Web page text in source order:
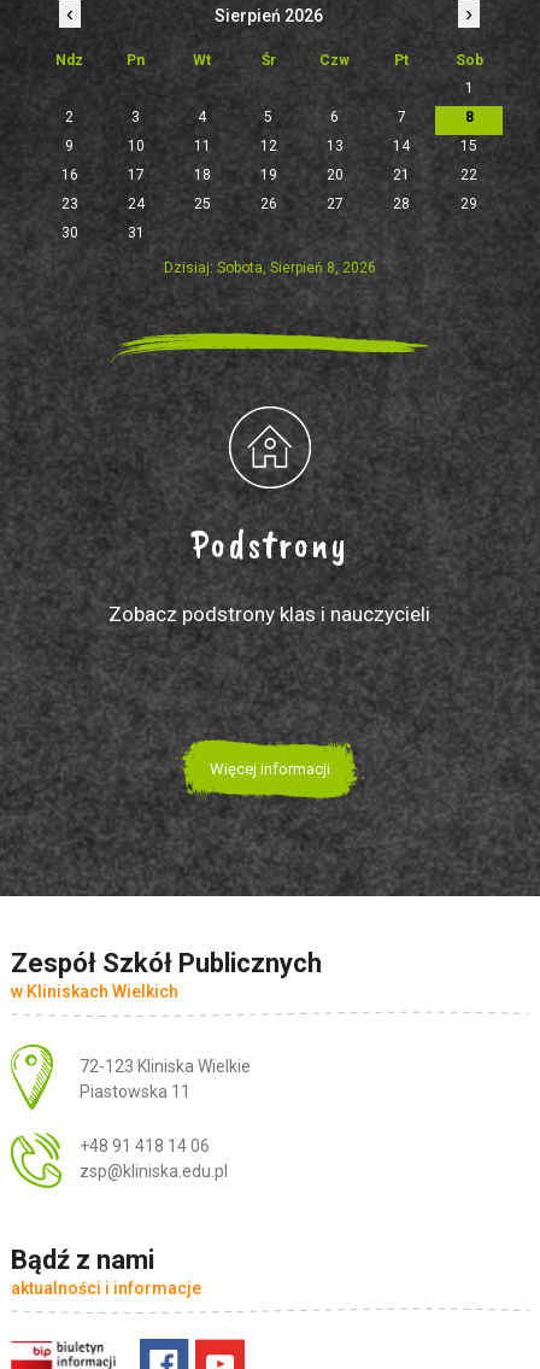
‹ Sierpień 2026 ›
Ndz Pn Wt Śr Czw Pt
Sob
1
2
3 4 5 6 7
8
9
10 11 12 13 14
15
16
17 18 19 20 21
22
23
24 25 26 27 28
29
30
31
Dzisiaj: Sobota, Sierpień 8, 2026
Podstrony
Zobacz podstrony klas i nauczycieli
Więcej informacji
Zespół Szkół Publicznych
w Kliniskach Wielkich
Adres pocztowy:
72-123 Kliniska Wielkie
Piastowska 11
+48 91 418 14 06
zsp@kliniska.edu.pl
Bądź z nami
aktualności i informacje